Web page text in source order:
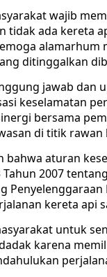
wajib
tidak ada kereta
alamarhum
ditinggalkan
jawab dan
keselamatan
bersama
di titik rawan
bahwa aturan
2007
kereta api
untuk
karena